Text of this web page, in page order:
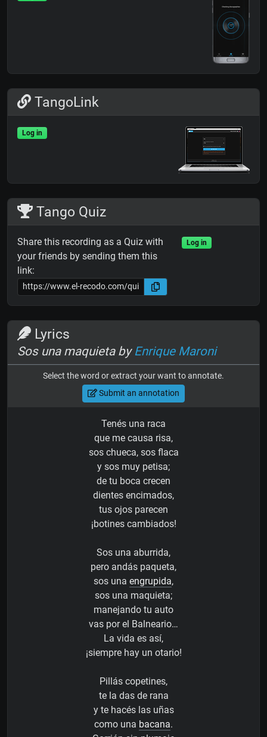
TangoLink
Log in
Tango Quiz
Share this recording as a Quiz with
your friends by sending them this
link:
Log in
Lyrics
Sos una maquieta byEnrique Maroni
Select the word or extract your want to annotate.
Submit an annotation
Tenés una raca
que me causa risa,
sos chueca, sos flaca
y sos muy petisa;
de tu boca crecen
dientes encimados,
tus ojos parecen
¡botines cambiados!
Sos una aburrida,
pero andás paqueta,
sos una engrupida,
sos una maquieta;
manejando tu auto
vas por el Balneario…
La vida es así,
¡siempre hay un otario!
Pillás copetines,
te la das de rana
y te hacés las uñas
como una bacana.